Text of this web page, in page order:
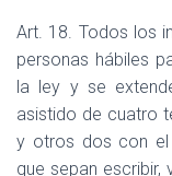
Art. 18. Todos los
personas hábiles
la ley y se
asistido de cuatro
y otros dos con el
que sepan